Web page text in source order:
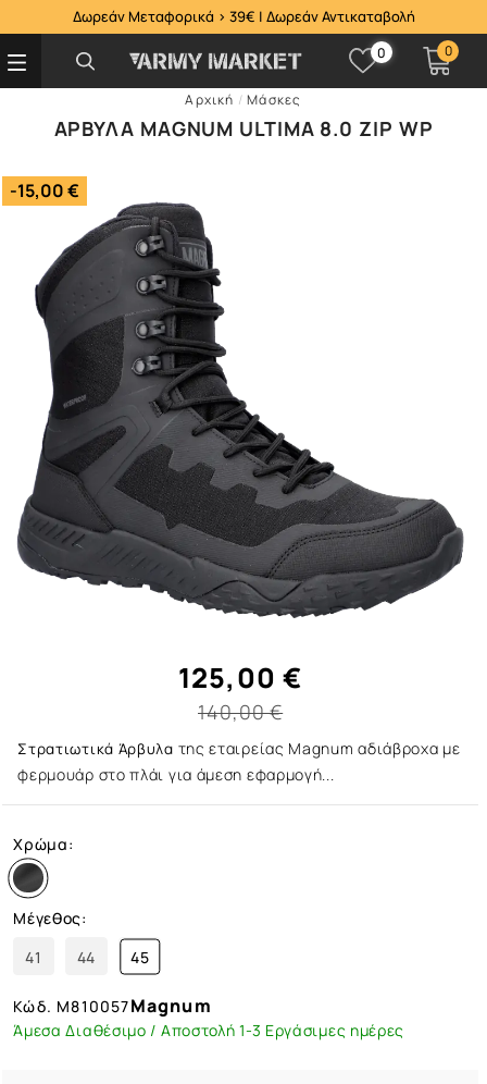
Δωρεάν Μεταφορικά > 39€ | Δωρεάν Αντικαταβολή
0 0
Αρχική /Μάσκες
ΆΡΒΥΛΑ MAGNUM ULTIMA 8.0 ZIP WP
-15,00 €
125,00 €
140,00 €
Στρατιωτικά Άρβυλα της εταιρείας Magnum αδιάβροχα με
φερμουάρ στο πλάι για άμεση εφαρμογή...
Χρώμα:
Μέγεθος:
41
44 45
Κώδ. Μ810057Magnum
Άμεσα Διαθέσιμο / Αποστολή 1-3 Εργάσιμες ημέρες